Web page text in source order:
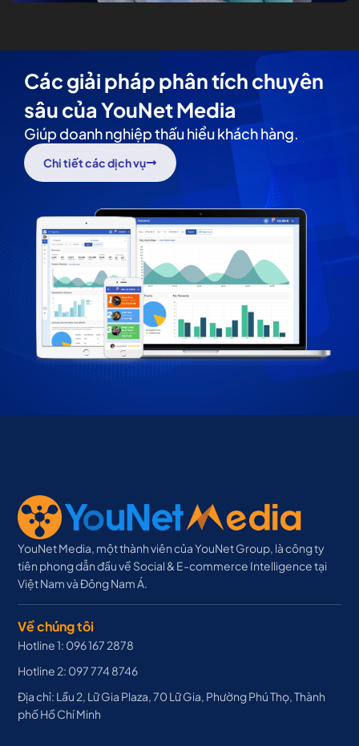
Các giải pháp phân tích chuyên
sâu của YouNet Media
Giúp doanh nghiệp thấu hiểu khách hàng.
Chi tiết các dịch vụ
YouNet Media, một thành viên của YouNet Group, là công ty
tiên phong dẫn đầu về Social & E-commerce Intelligence tại
Việt Nam và Đông Nam Á.
Về chúng tôi
Hotline 1: 096 167 2878
Hotline 2: 097 774 8746
Địa chỉ: Lầu 2, Lữ Gia Plaza, 70 Lữ Gia, Phường Phú Thọ, Thành
phố Hồ Chí Minh